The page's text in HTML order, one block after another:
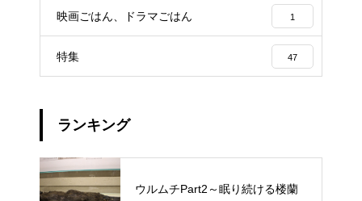
映画ごはん、ドラマごはん 1
特集 47
ランキング
ウルムチPart2～眠り続ける楼蘭